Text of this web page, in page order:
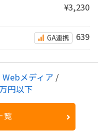
¥3,230
GA連携 639
Webメディア /
円以下
覧